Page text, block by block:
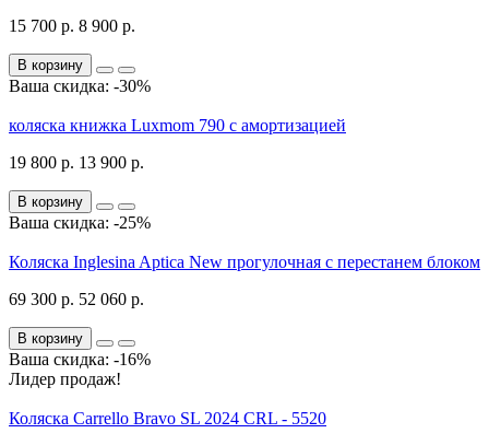
15 700 р. 8 900 р.
В корзину
Ваша скидка: -30%
коляска книжка Luxmom 790 с амортизацией
19 800 р. 13 900 р.
В корзину
Ваша скидка: -25%
Коляска Inglesina Aptica New прогулочная с перестанем блоком
69 300 р. 52 060 р.
В корзину
Ваша скидка: -16%
Лидер продаж!
Коляска Carrello Bravo SL 2024 CRL - 5520